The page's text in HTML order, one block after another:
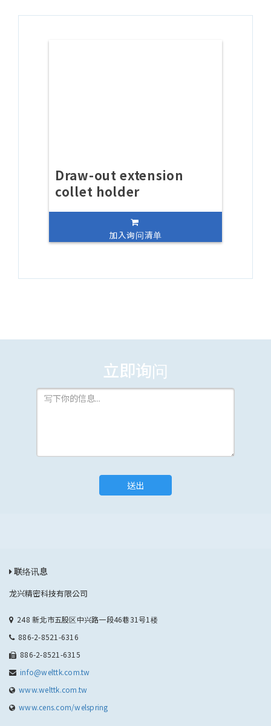
Draw-out extension
collet holder
加入询问清单
立即询问
送出
联络讯息
龙兴精密科技有限公司
248 新北市五股区中兴路一段46巷31号1楼
886-2-8521-6316
886-2-8521-6315
info@welttk.com.tw
www.welttk.com.tw
www.cens.com/welspring